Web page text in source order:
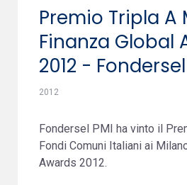
Premio Tripla A
Finanza Global
2012 -
2012
Fondersel PMI ha vinto il
Fondi Comuni Italiani ai
Awards 2012.